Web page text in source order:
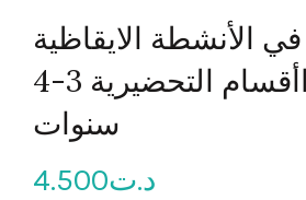
الأنشطة الايقاظية
لتلاميذ اأقسام التحضيرية 3-4
سنوات
د.ت4.500